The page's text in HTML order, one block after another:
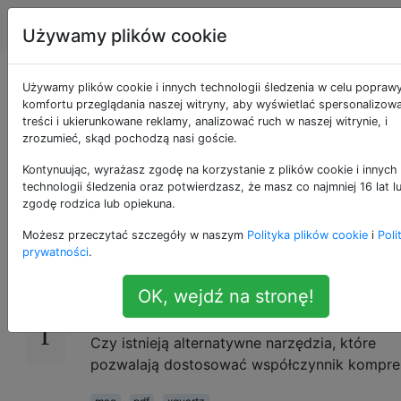
Apple Tagi
Kompresuj PDF z
regulowanym
współczynnikiem
28 Można użyćpodglądu do skompresowania
trudną kompresję jak na mój gust. Jest tylko
ustawienie kompresji.
Czy istnieją alternatywne narzędzia, które
pozwalają dostosować współczynnik
Używamy plików cookie
Używamy plików cookie i innych technologii śledzenia w celu
komfortu przeglądania naszej witryny, aby wyświetlać
treści i ukierunkowane reklamy, analizować ruch w naszej witrynie, i
zrozumieć, skąd pochodzą nasi goście.
Kontynuując, wyrażasz zgodę na korzystanie z plików cookie i innych
technologii śledzenia oraz potwierdzasz, że masz co najmniej 16 lat
zgodę rodzica lub opiekuna.
Możesz przeczytać szczegóły w naszym Polityka plików cookie i
prywatności.
OK, wejdź na stronę!